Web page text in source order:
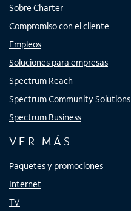
Sobre Charter
Compromiso con el cliente
Empleos
Soluciones para empresas
Spectrum Reach
Spectrum Community Solutions
Spectrum Business
VER MÁS
Paquetes y promociones
Internet
TV